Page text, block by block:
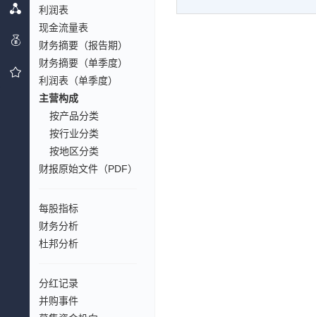
利润表
现金流量表
财务摘要（报告期）
财务摘要（单季度）
利润表（单季度）
主营构成
按产品分类
按行业分类
按地区分类
财报原始文件（PDF）
每股指标
财务分析
杜邦分析
分红记录
并购事件